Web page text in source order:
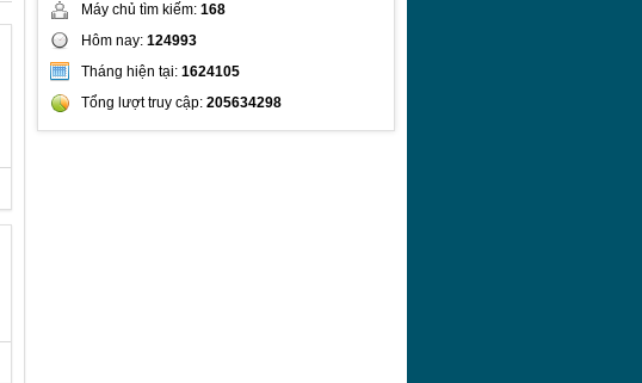
Máy chủ tìm kiếm: 168
Hôm nay: 124993
Tháng hiện tại: 1624105
Tổng lượt truy cập: 205634298